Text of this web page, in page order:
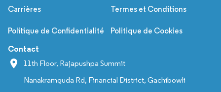
Carrières Termes et Conditions
Politique de Confidentialité Politique de Cookies
Contact
11th Floor, Rajapushpa Summit
Nanakramguda Rd, Financial District, Gachibowli